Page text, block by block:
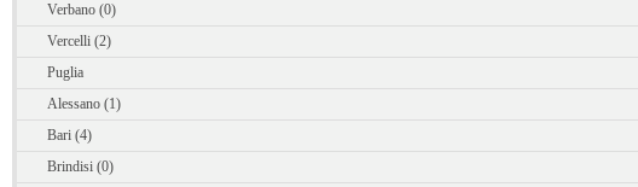
Verbano (0)
Vercelli (2)
Puglia
Alessano (1)
Bari (4)
Brindisi (0)